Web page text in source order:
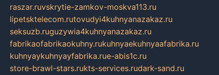
raszar.ruvskrytie-zamkov-moskva113.ru
lipetsktelecom.rutovudyi4kuhnyanazakaz.ru
seksuzb.ruguzywia4kuhnyanazakaz.ru
fabrikaofabrikaokuhny.rukuhnyaekuhnyaafabrika.ru
kuhnyaykuhnyayfabrika.rue-abis1c.ru
store-brawl-stars.rukts-services.rudark-sand.ru